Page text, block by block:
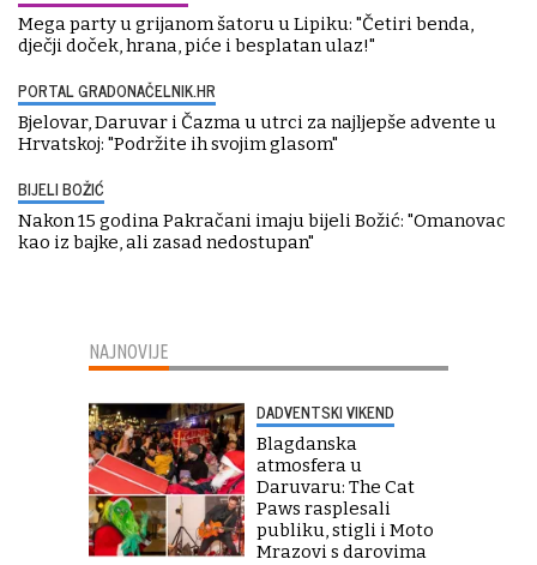
Mega party u grijanom šatoru u Lipiku: "Četiri benda,
dječji doček, hrana, piće i besplatan ulaz!"
PORTAL GRADONAČELNIK.HR
Bjelovar, Daruvar i Čazma u utrci za najljepše advente u
Hrvatskoj: "Podržite ih svojim glasom"
BIJELI BOŽIĆ
Nakon 15 godina Pakračani imaju bijeli Božić: "Omanovac
kao iz bajke, ali zasad nedostupan"
NAJNOVIJE
DADVENTSKI VIKEND
Blagdanska
atmosfera u
Daruvaru: The Cat
Paws rasplesali
publiku, stigli i Moto
Mrazovi s darovima